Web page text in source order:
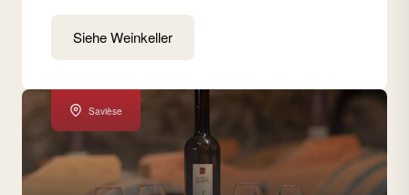
Siehe Weinkeller
Savièse